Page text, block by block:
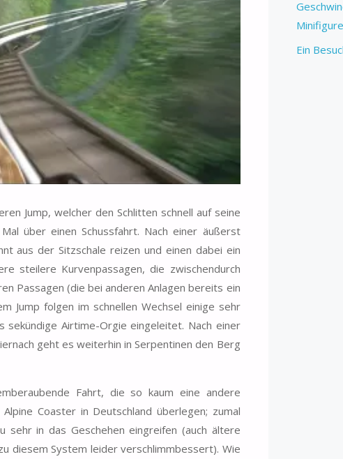
Jump, welcher den Schlitten schnell auf seine
über einen Schussfahrt. Nach einer äußerst
aus der Sitzschale reizen und einen dabei ein
steilere Kurvenpassagen, die zwischendurch
Passagen (die bei anderen Anlagen bereits ein
Jump folgen im schnellen Wechsel einige sehr
Airtime-Orgie eingeleitet. Nach einer
geht es weiterhin in Serpentinen den Berg
Fahrt, die so kaum eine andere
Coaster in Deutschland überlegen; zumal
in das Geschehen eingreifen (auch ältere
diesem System leider verschlimmbessert). Wie
Ein